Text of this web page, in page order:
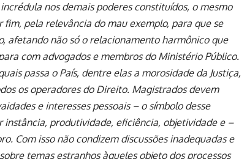
nos demais poderes constituídos, o mesmo
pela relevância do mau exemplo, para que se
afetando não só o relacionamento harmônico que
com advogados e membros do Ministério Público.
passa o País, dentre elas a morosidade da Justiça,
os operadores do Direito. Magistrados devem
e interesses pessoais – o símbolo desse
instância, produtividade, eficiência, objetividade e –
Com isso não condizem discussões inadequadas e
temas estranhos àqueles objeto dos processos